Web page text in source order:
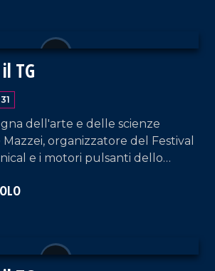
TG
dell'arte e delle scienze
organizzatore del Festival
e i motori pulsanti dello
celebre romanzo dello scrittore